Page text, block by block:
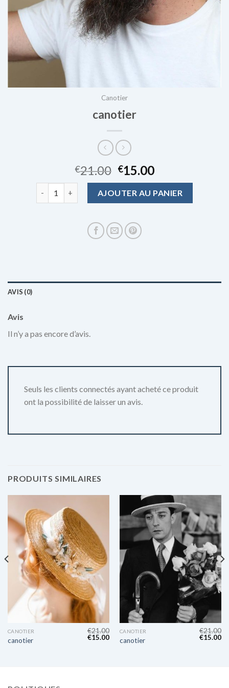
Canotier
canotier
€21.00 €15.00
AJOUTER AU PANIER
AVIS (0)
Avis
Il n’y a pas encore d’avis.
Seuls les clients connectés ayant acheté ce produit
ont la possibilité de laisser un avis.
PRODUITS SIMILAIRES
CANOTIER
canotier
€21.00
€15.00
CANOTIER
canotier
€21.00
€15.00